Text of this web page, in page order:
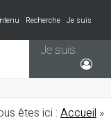
Recherche
Je suis
Je suis
êtes ici : Accueil »